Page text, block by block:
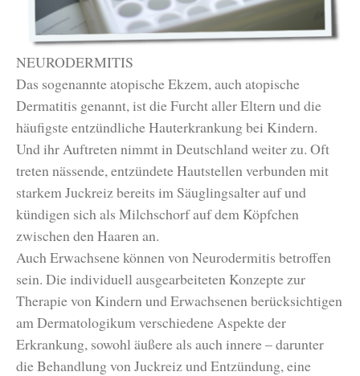
NEURODERMITIS
Das sogenannte atopische Ekzem, auch atopische
Dermatitis genannt, ist die Furcht aller Eltern und die
häufigste entzündliche Hauterkrankung bei Kindern.
Und ihr Auftreten nimmt in Deutschland weiter zu. Oft
treten nässende, entzündete Hautstellen verbunden mit
starkem Juckreiz bereits im Säuglingsalter auf und
kündigen sich als Milchschorf auf dem Köpfchen
zwischen den Haaren an.
Auch Erwachsene können von Neurodermitis betroffen
sein. Die individuell ausgearbeiteten Konzepte zur
Therapie von Kindern und Erwachsenen berücksichtigen
am Dermatologikum verschiedene Aspekte der
Erkrankung, sowohl äußere als auch innere – darunter
die Behandlung von Juckreiz und Entzündung, eine